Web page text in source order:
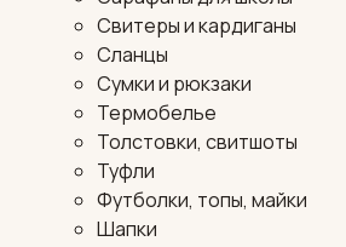
Свитеры и кардиганы
Сланцы
Сумки и рюкзаки
Термобелье
Толстовки, свитшоты
Туфли
Футболки, топы, майки
Шапки